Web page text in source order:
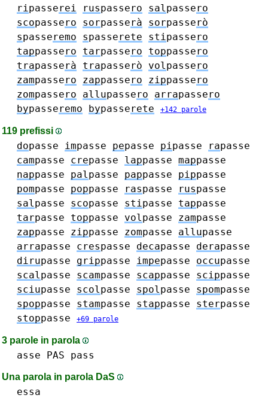
ripasserei ruspassero salpassero
scopassero sorpasserà sorpasserò
spasseremo spasserete stipassero
tappassero tarpassero toppassero
trapasserà trapasserò volpassero
zampassero zappassero zippassero
zompassero allupassero arrapassero
bypasseremo bypasserete +142 parole
119 prefissi
dopasse impasse pepasse pipasse rapasse
campasse crepasse lappasse mappasse
nappasse palpasse pappasse pippasse
pompasse poppasse raspasse ruspasse
salpasse scopasse stipasse tappasse
tarpasse toppasse volpasse zampasse
zappasse zippasse zompasse allupasse
arrapasse crespasse decapasse derapasse
dirupasse grippasse impepasse occupasse
scalpasse scampasse scappasse scippasse
sciupasse scolpasse spolpasse spompasse
spoppasse stampasse stappasse sterpasse
stoppasse +69 parole
3 parole in parola
asse PAS pass
Una parola in parola DaS
essa